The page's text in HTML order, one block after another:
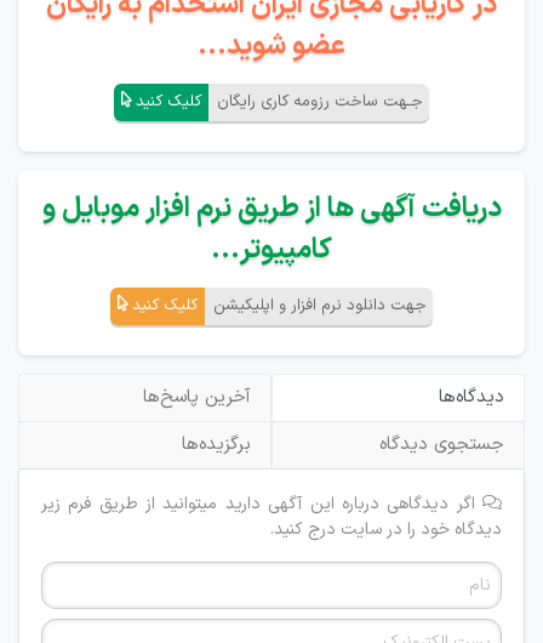
عضو شوید...
جـهت ساخت رزومه کاری رایگان کلیک کنید
دریافت آگهی ها از طریق نرم افزار موبایل و
کامپیوتر...
جهت دانلود نرم افزار و اپلیکیشن کلیک کنید
دیدگاه‌ها
آخرین پاسخ‌ها
جستجوی دیدگاه
برگزیده‌ها
اگر دیدگاهی درباره این آگهی دارید میتوانید از طریق فرم زیر
دیدگاه خود را در سایت درج کنید.